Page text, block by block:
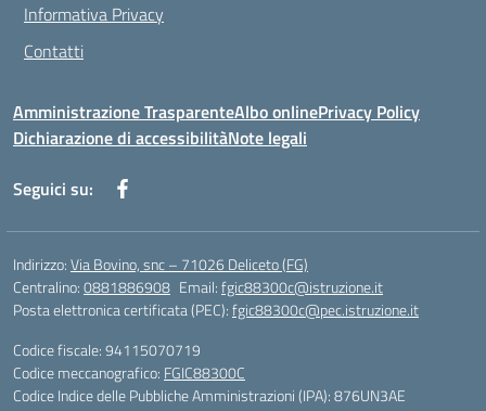
Informativa Privacy
Contatti
Amministrazione TrasparenteAlbo onlinePrivacy Policy
Dichiarazione di accessibilitàNote legali
Seguici su:
Indirizzo:Via Bovino, snc – 71026 Deliceto (FG)
Centralino:0881886908 Email:fgic88300c@istruzione.it
Posta elettronica certificata (PEC):fgic88300c@pec.istruzione.it
Codice fiscale: 94115070719
Codice meccanografico: FGIC88300C
Codice Indice delle Pubbliche Amministrazioni (IPA): 876UN3AE